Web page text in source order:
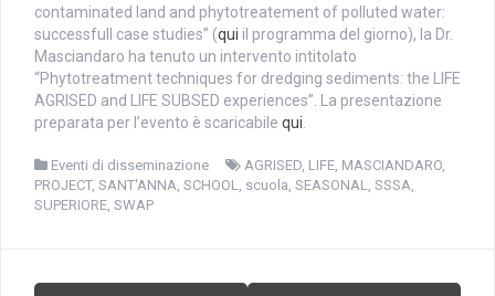
contaminated land and phytotreatement of polluted water:
successfull case studies” (qui il programma del giorno), la Dr.
Masciandaro ha tenuto un intervento intitolato
“Phytotreatment techniques for dredging sediments: the LIFE
AGRISED and LIFE SUBSED experiences”. La presentazione
preparata per l’evento è scaricabile qui
Eventi di disseminazione AGRISED LIFE MASCIANDARO
PROJECT, SANT'ANNA SCHOOL scuola SEASONAL SSSA
SUPERIORE SWAP